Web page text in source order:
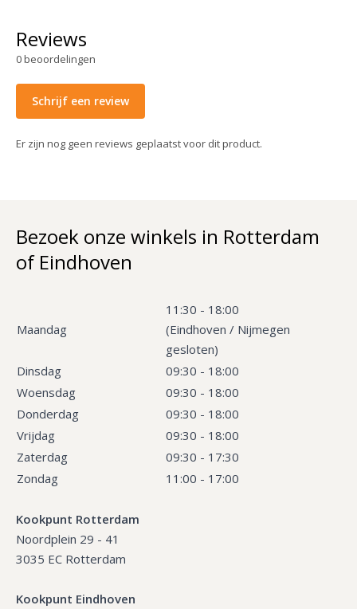
Reviews
0beoordelingen
Schrijf een review
Er zijn nog geen reviews geplaatst voor dit product.
Bezoek onze winkels in Rotterdam
of Eindhoven
Maandag
11:30 - 18:00
(Eindhoven / Nijmegen
gesloten)
Dinsdag
09:30 - 18:00
Woensdag
09:30 - 18:00
Donderdag
09:30 - 18:00
Vrijdag
09:30 - 18:00
Zaterdag
09:30 - 17:30
Zondag
11:00 - 17:00
Kookpunt Rotterdam
Noordplein 29 - 41
3035 EC Rotterdam
Kookpunt Eindhoven